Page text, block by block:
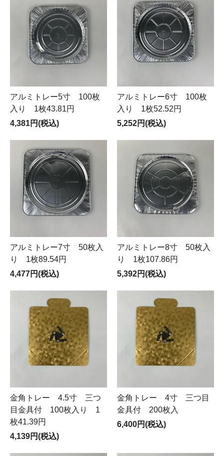
アルミトレー5寸 100枚
入り 1枚43.81円
4,381円(税込)
アルミトレー6寸 100枚
入り 1枚52.52円
5,252円(税込)
アルミトレー7寸 50枚入
り 1枚89.54円
4,477円(税込)
アルミトレー8寸 50枚入
り 1枚107.86円
5,392円(税込)
金角トレー 4.5寸 三つ
目金具付 100枚入り 1
枚41.39円
4,139円(税込)
金角トレー 4寸 三つ目
金具付 200枚入
6,400円(税込)